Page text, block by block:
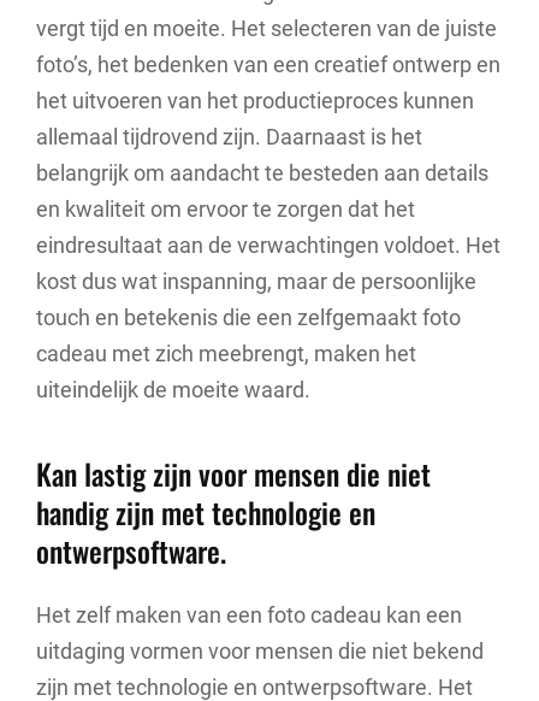
vergt tijd en moeite. Het selecteren van de juiste
foto’s, het bedenken van een creatief ontwerp en
het uitvoeren van het productieproces kunnen
allemaal tijdrovend zijn. Daarnaast is het
belangrijk om aandacht te besteden aan details
en kwaliteit om ervoor te zorgen dat het
eindresultaat aan de verwachtingen voldoet. Het
kost dus wat inspanning, maar de persoonlijke
touch en betekenis die een zelfgemaakt foto
cadeau met zich meebrengt, maken het
uiteindelijk de moeite waard.
Kan lastig zijn voor mensen die niet
handig zijn met technologie en
ontwerpsoftware.
Het zelf maken van een foto cadeau kan een
uitdaging vormen voor mensen die niet bekend
zijn met technologie en ontwerpsoftware. Het